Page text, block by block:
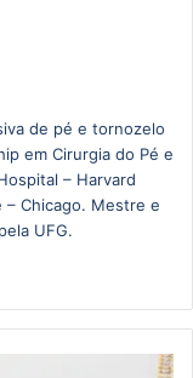
de pé e tornozelo
em Cirurgia do Pé e
– Harvard
– Chicago. Mestre e
UFG.